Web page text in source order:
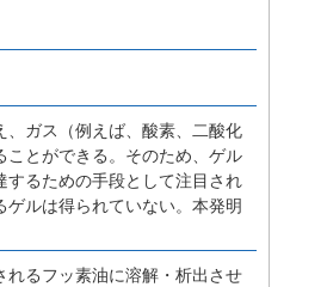
ガス（例えば、酸素、二酸化
とができる。そのため、ゲル
るための手段として注目され
ルは得られていない。本発明
るフッ素油に溶解・析出させ